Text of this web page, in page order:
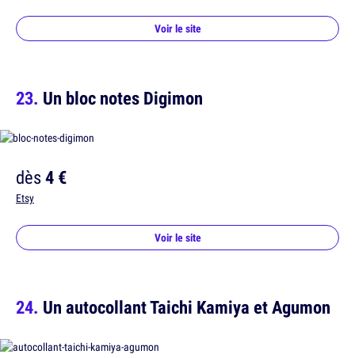
Voir le site
Un bloc notes Digimon
dès4 €
Etsy
Voir le site
Un autocollant Taichi Kamiya et Agumon